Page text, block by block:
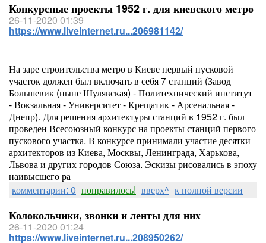
Конкурсные проекты 1952 г. для киевского метро
26-11-2020 01:39
https://www.liveinternet.ru...206981142/
На заре строительства метро в Киеве первый пусковой
участок должен был включать в себя 7 станций (Завод
Большевик (ныне Шулявская) - Политехнический институт
- Вокзальная - Университет - Крещатик - Арсенальная -
Днепр). Для решения архитектуры станций в 1952 г. был
проведен Всесоюзный конкурс на проекты станций первого
пускового участка. В конкурсе принимали участие десятки
архитекторов из Киева, Москвы, Ленинграда, Харькова,
Львова и других городов Союза. Эскизы рисовались в эпоху
наивысшего ра
комментарии: 0 понравилось! вверх^ к полной версии
Колокольчики, звонки и ленты для них
26-11-2020 01:24
https://www.liveinternet.ru...208950262/